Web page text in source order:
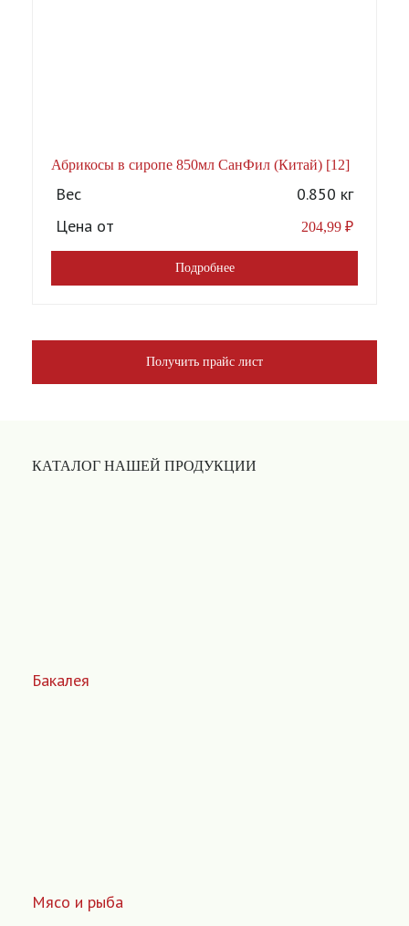
Абрикосы в сиропе 850мл СанФил (Китай) [12]
Вес
0.850 кг
Цена от
204,99 ₽
Подробнее
Получить прайс лист
КАТАЛОГ НАШЕЙ ПРОДУКЦИИ
Бакалея
Мясо и рыба